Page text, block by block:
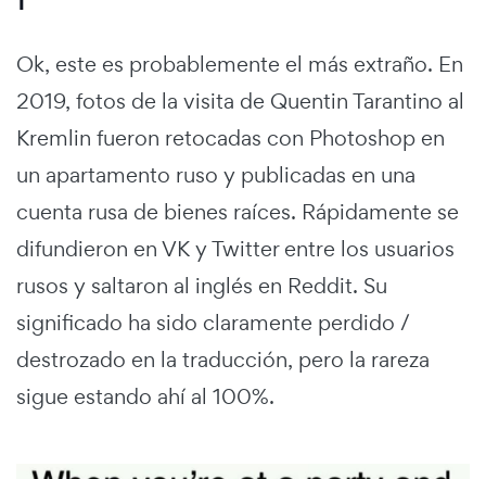
Ok, este es probablemente el más extraño. En
2019, fotos de la visita de Quentin Tarantino al
Kremlin fueron retocadas con Photoshop en
un apartamento ruso y publicadas en una
cuenta rusa de bienes raíces. Rápidamente se
difundieron en VK y Twitter entre los usuarios
rusos y saltaron al inglés en Reddit. Su
significado ha sido claramente perdido /
destrozado en la traducción, pero la rareza
sigue estando ahí al 100%.